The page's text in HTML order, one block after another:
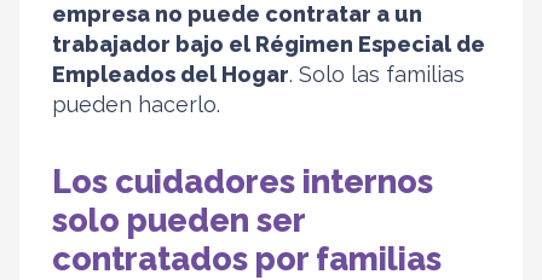
empresa no puede contratar a un
trabajador bajo el Régimen Especial de
Empleados del Hogar. Solo las familias
pueden hacerlo.
Los cuidadores internos
solo pueden ser
contratados por familias